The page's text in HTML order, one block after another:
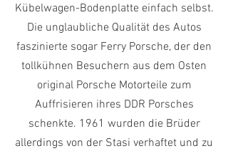
Kübelwagen-Bodenplatte einfach selbst.
Die unglaubliche Qualität des Autos
faszinierte sogar Ferry Porsche, der den
tollkühnen Besuchern aus dem Osten
original Porsche Motorteile zum
Auffrisieren ihres DDR Porsches
schenkte. 1961 wurden die Brüder
allerdings von der Stasi verhaftet und zu